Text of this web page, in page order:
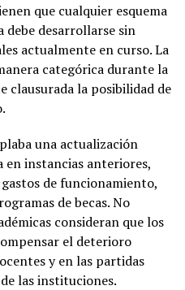
que cualquier esquema
debe desarrollarse sin
actualmente en curso. La
categórica durante la
clausurada la posibilidad de
una actualización
en instancias anteriores,
de funcionamiento,
de becas. No
consideran que los
el deterioro
y en las partidas
las instituciones.